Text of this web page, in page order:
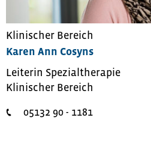
Klinischer Bereich
Karen Ann Cosyns
Leiterin Spezialtherapie
Klinischer Bereich
05132 90 - 1181